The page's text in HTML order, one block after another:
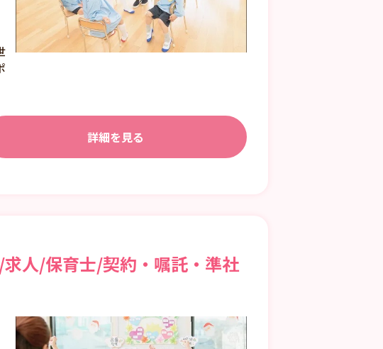
詳細を見る
人/保育士/契約・嘱託・準社